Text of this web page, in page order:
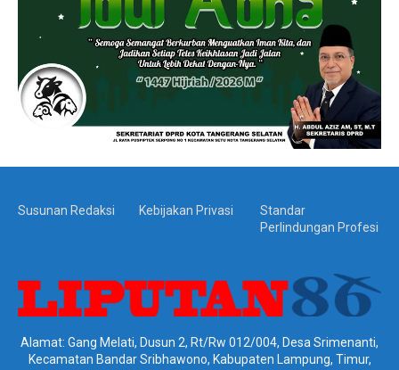
Susunan Redaksi Kebijakan Privasi
Standar
Perlindungan Profesi
Alamat: Gang Melati, Dusun 2, Rt/Rw 012/004, Desa Srimenanti,
Kecamatan Bandar Sribhawono, Kabupaten Lampung, Timur,